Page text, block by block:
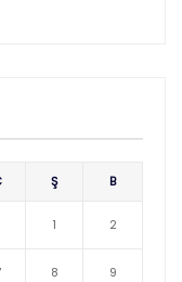
Ş B
1 2
8 9